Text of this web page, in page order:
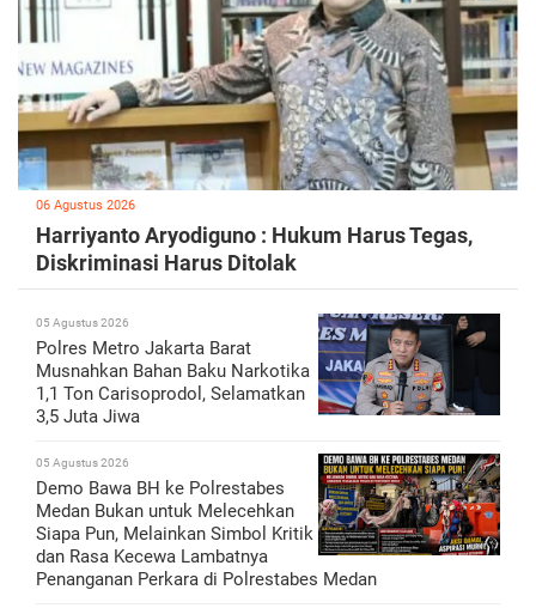
06 Agustus 2026
Harriyanto Aryodiguno : Hukum Harus Tegas,
Diskriminasi Harus Ditolak
05 Agustus 2026
Polres Metro Jakarta Barat
Musnahkan Bahan Baku Narkotika
1,1 Ton Carisoprodol, Selamatkan
3,5 Juta Jiwa
05 Agustus 2026
Demo Bawa BH ke Polrestabes
Medan Bukan untuk Melecehkan
Siapa Pun, Melainkan Simbol Kritik
dan Rasa Kecewa Lambatnya
Penanganan Perkara di Polrestabes Medan